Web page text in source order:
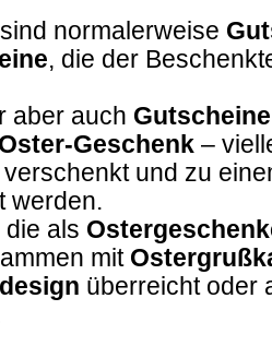
sind normalerweise
, die der
aber auch Gutscheine
Oster-Geschenk –
und zu
werden.
die als
mit
überreicht oder